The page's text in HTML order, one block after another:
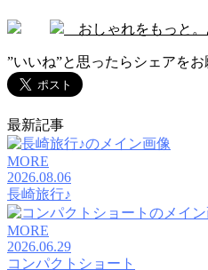
おしゃれをもっと。
”いいね”と思ったらシェアを
最新記事
MORE
2026.08.06
長崎旅行♪
MORE
2026.06.29
コンパクトショート